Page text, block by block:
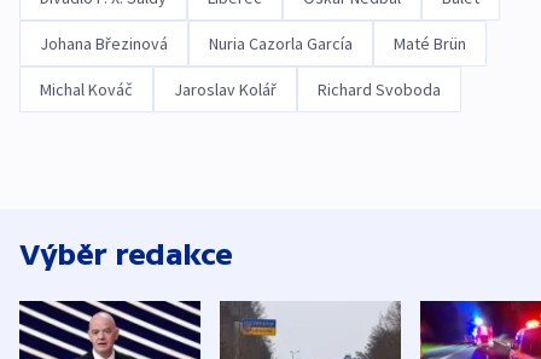
Johana Březinová Nuria Cazorla García Maté Brün
Michal Kováč Jaroslav Kolář Richard Svoboda
Výběr redakce